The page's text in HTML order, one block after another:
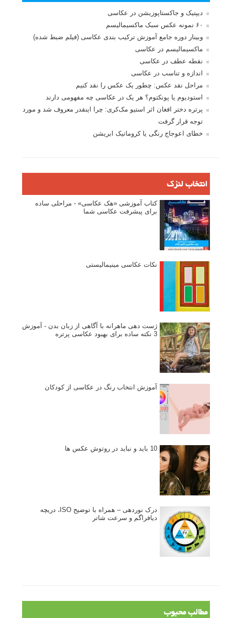
دیپتیک و جاکستا‌پوزیشن در عکاسی
۶۰ نمونه عکس سبک ماکسیمالیسم
وبینار دوره جامع آموزش ترکیب بندی عکاسی (فیلم ضبط شده)
ماکسیمالیسم در عکاسی
نقطه عطف در عکاسی
اندازه و تناسب در عکاسی
مراحل نقد عکس: چطور یک عکس را نقد کنیم
استودیوم یا پونکتوم؟ هر یک در عکاسی چه مفهومی دارند
پرتره دختر افغان اثر استیو مک‌کری: چرا اینقدر معروف شد و مورد
توجه قرار گرفت
خطای اعوجاج رنگی یا کروماتیک ابریشن
انتخاب لنزک
کتاب آموزشی «هک عکاسی» - مراحلی ساده
برای پیشرفت عکاسی شما
نکات عکاسی مینیمالیستی
ژست دهی ماهرانه با آگاهی از زبان بدن - آموزش
3 نکته ساده برای بهبود عکاسی پرتره
آموزش انتخاب رنگ در عکاسی از کودکان
10 باید و نباید در روتوش عکس ها
درک نوردهی – همراه با توضیح ISO، دریچه
دیافراگم و سرعت شاتر
مطالب محبوب